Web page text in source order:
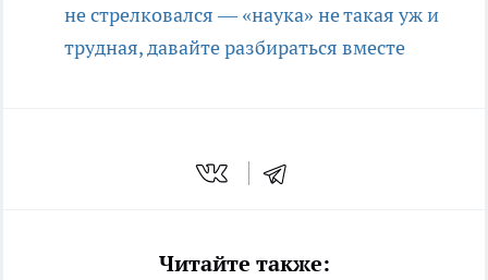
не стрелковался — «наука» не такая уж и
трудная, давайте разбираться вместе
Читайте также: